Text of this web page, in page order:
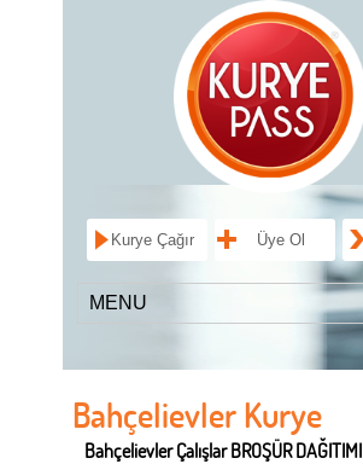
Kurye Çağır Üye Ol
Bahçelievler Kurye
Bahçelievler Çalışlar BROŞÜR DAĞITIMI